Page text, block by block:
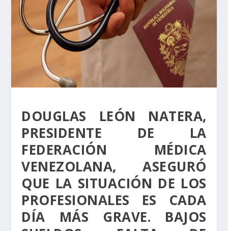
DOUGLAS LEÓN NATERA,
PRESIDENTE DE LA
FEDERACIÓN MÉDICA
VENEZOLANA, ASEGURÓ
QUE LA SITUACIÓN DE LOS
PROFESIONALES ES CADA
DÍA MÁS GRAVE. BAJOS